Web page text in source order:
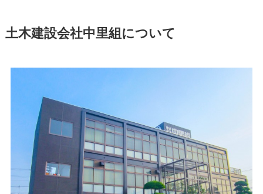
土木建設会社中里組について